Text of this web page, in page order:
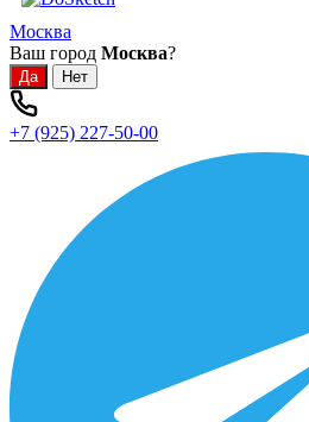
Москва
Ваш город Москва?
+7 (925) 227-50-00